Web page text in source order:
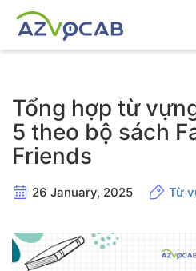
Từ vựng ôn thi
Tiếng Anh phổ thông
Tiếng Anh thông dụng
Tổng hợp từ
5 theo bộ sách
Friends
26 January, 2025 Từ